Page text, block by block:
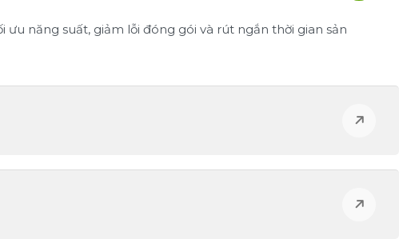
năng suất, giảm lỗi đóng gói và rút ngắn thời gian sản